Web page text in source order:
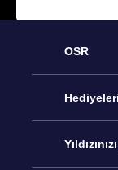
OSR
Hizmet
İletişim
Çevrimiçi